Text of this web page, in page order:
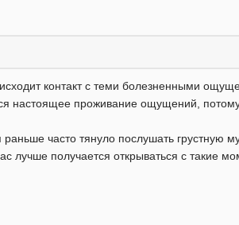
контакт с теми болезненными
настоящее проживание ощущений,
часто тянуло послушать грустную
лучше получается открываться с такие